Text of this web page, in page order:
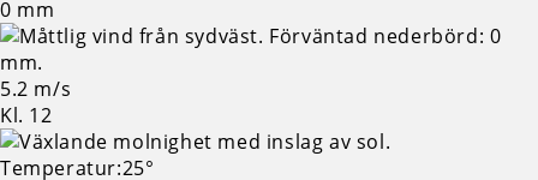
0 mm
5.2 m/s
Kl. 12